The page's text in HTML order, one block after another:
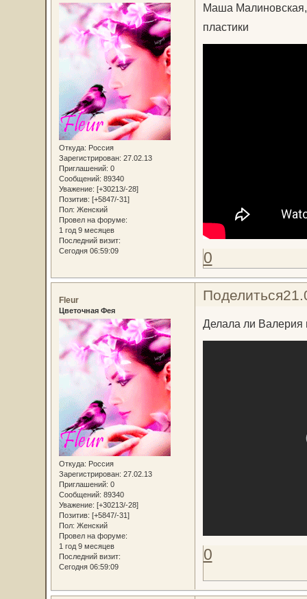
Откуда: Россия
Зарегистрирован: 27.02.13
Приглашений: 0
Сообщений: 89340
Уважение: [+30213/-28]
Позитив: [+5847/-31]
Пол: Женский
Провел на форуме:
1 год 9 месяцев
Последний визит:
Сегодня 06:59:09
Маша Малиновская,
пластики
0
Поделиться
Fleur
Цветочная Фея
Откуда: Россия
Зарегистрирован: 27.02.13
Приглашений: 0
Сообщений: 89340
Уважение: [+30213/-28]
Позитив: [+5847/-31]
Пол: Женский
Провел на форуме:
1 год 9 месяцев
Последний визит:
Сегодня 06:59:09
Делала ли Валерия
0